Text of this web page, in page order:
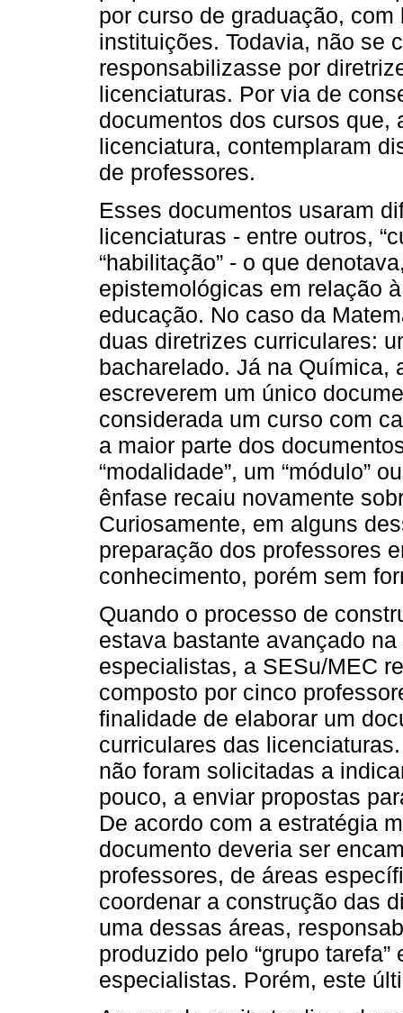
por curso de graduação,
instituições. Todavia, não se
responsabilizasse por
licenciaturas. Por via de
documentos dos cursos que,
licenciatura, contemplaram
de professores.
Esses documentos usaram
licenciaturas - entre outros,
“habilitação” - o que
epistemológicas em relação
educação. No caso da
duas diretrizes curriculares:
bacharelado. Já na Química,
escreverem um único
considerada um curso com
a maior parte dos
“modalidade”, um “módulo”
ênfase recaiu novamente
Curiosamente, em alguns
preparação dos professores
conhecimento, porém sem
Quando o processo de
estava bastante avançado
especialistas, a SESu/MEC
composto por cinco
finalidade de elaborar um
curriculares das
não foram solicitadas a
pouco, a enviar propostas
De acordo com a estratégia
documento deveria ser
professores, de áreas
coordenar a construção das
uma dessas áreas,
produzido pelo “grupo
especialistas. Porém, este